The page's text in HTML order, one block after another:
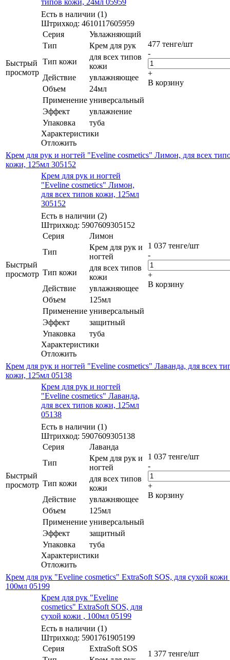
Быстрый
просмотр
Есть в наличии (1)
Штрихкод: 4610117605959
Серия
Увлажняющий
Тип
Крем для рук
Тип кожи
для всех типов
кожи
Действие
увлажняющее
Объем
24мл
Применение универсальный
Эффект
увлажнение
Упаковка
туба
Характеристики
Отложить
477 тенге/шт
-
+
В корзину
Крем для рук и ногтей "Eveline cosmetics" Лимон, для всех
кожи, 125мл 305152
Быстрый
просмотр
Крем для рук и ногтей
"Eveline cosmetics" Лимон,
для всех типов кожи, 125мл
305152
Есть в наличии (2)
Штрихкод: 5907609305152
Серия
Лимон
Тип
Крем для рук и
ногтей
Тип кожи
для всех типов
кожи
Действие
увлажняющее
Объем
125мл
Применение универсальный
Эффект
защитный
Упаковка
туба
Характеристики
Отложить
1 037 тенге/шт
-
+
В корзину
Крем для рук и ногтей "Eveline cosmetics" Лаванда, для всех
кожи, 125мл 05138
Быстрый
просмотр
Крем для рук и ногтей
"Eveline cosmetics" Лаванда,
для всех типов кожи, 125мл
05138
Есть в наличии (1)
Штрихкод: 5907609305138
Серия
Лаванда
Тип
Крем для рук и
ногтей
Тип кожи
для всех типов
кожи
Действие
увлажняющее
Объем
125мл
Применение универсальный
Эффект
защитный
Упаковка
туба
Характеристики
Отложить
1 037 тенге/шт
-
+
В корзину
Крем для рук "Eveline cosmetics" ExtraSoft SOS, для сухой кожи
100мл 05199
Крем для рук "Eveline
cosmetics" ExtraSoft SOS, для
сухой кожи , 100мл 05199
Есть в наличии (1)
Штрихкод: 5901761905199
Серия
ExtraSoft SOS
1 377 тенге/шт